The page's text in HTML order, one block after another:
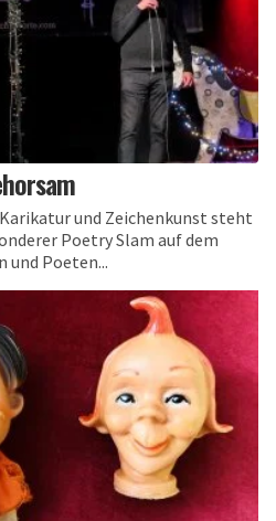
und Zeichenkunst steht
Poetry Slam auf dem
und Poeten...